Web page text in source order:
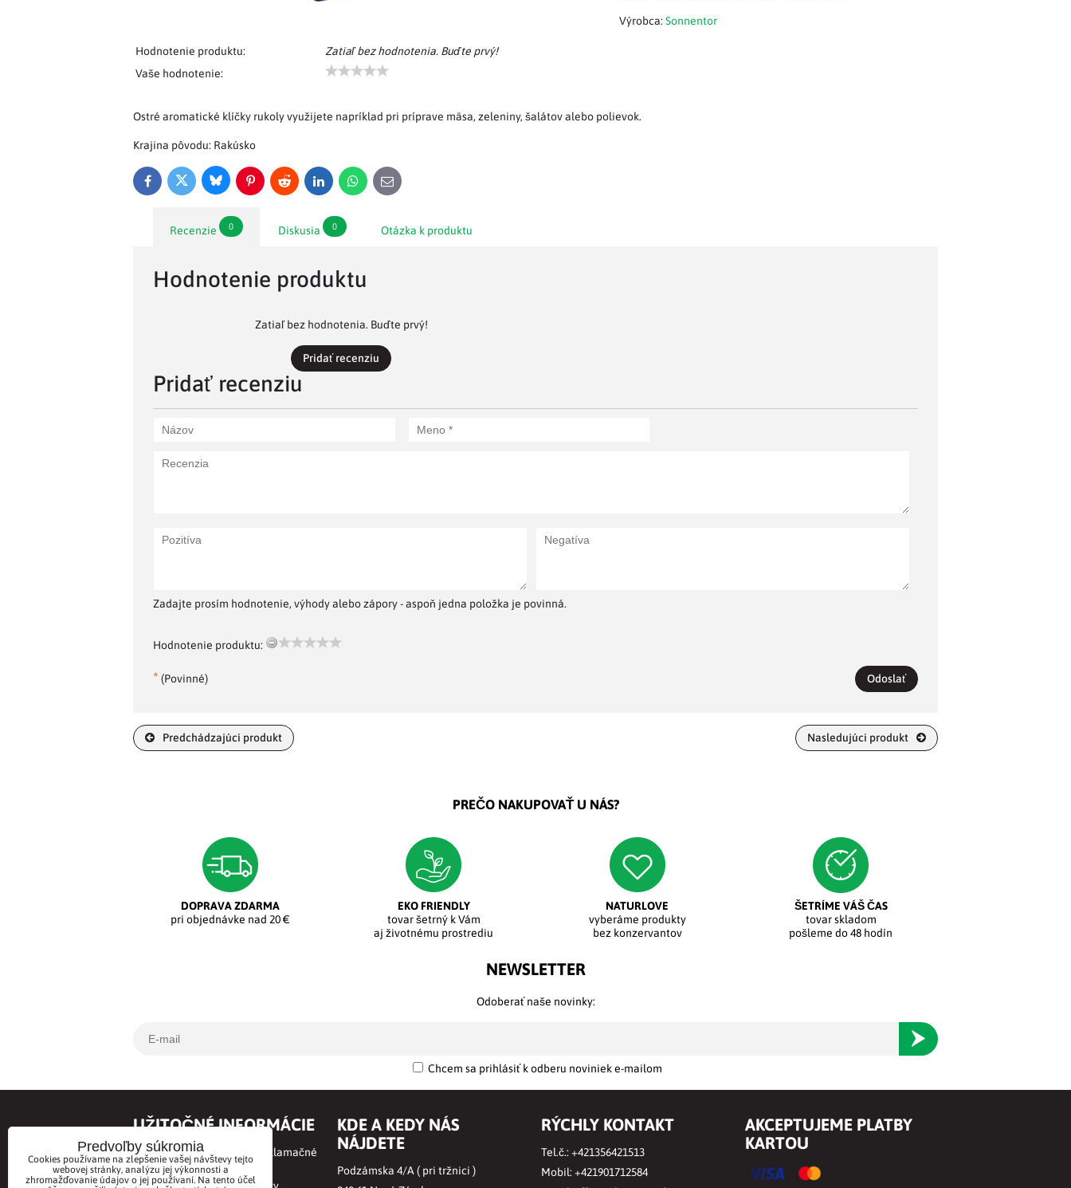
Hodnotenie produktu:
Zatiaľ bez hodnotenia. Buďte prvý!
Vaše hodnotenie:
Výrobca: Sonnentor
Ostré aromatické klíčky rukoly využijete napríklad pri príprave mäsa, zeleniny, šalátov alebo polievok.
Krajina pôvodu: Rakúsko
FacebookTwitterBlueskyPinterestRedditLinkedInWhatsApp
E-
mail
Recenzie 0 Diskusia 0 Otázka k produktu
Hodnotenie produktu
Zatiaľ bez hodnotenia. Buďte prvý!
Pridať recenziu
Pridať recenziu
Zadajte prosím hodnotenie, výhody alebo zápory - aspoň jedna položka je povinná.
Hodnotenie produktu:
* (Povinné) Odoslať
Predchádzajúci produkt Nasledujúci produkt
PREČO NAKUPOVAŤ U NÁS?
DOPRAVA ZDARMA
pri objednávke nad 20 €
EKO FRIENDLY
tovar šetrný k Vám
aj životnému prostrediu
NATURLOVE
vyberáme produkty
bez konzervantov
ŠETRÍME VÁŠ ČAS
tovar skladom
pošleme do 48 hodín
NEWSLETTER
Odoberať naše novinky:
Odoberať
Chcem sa prihlásiť k odberu noviniek e-mailom
UŽITOČNÉ INFORMÁCIE
Obchodné podmienky a Reklamačné
podmienky
KDE A KEDY NÁS
NÁJDETE
Podzámska 4/A ( pri tržnici )
RÝCHLY KONTAKT
Tel.č.: +421356421513
Mobil: +421901712584
AKCEPTUJEME PLATBY
KARTOU
Predvoľby súkromia
Cookies používame na zlepšenie vašej návštevy tejto
webovej stránky, analýzu jej výkonnosti a
zhromažďovanie údajov o jej používaní. Na tento účel